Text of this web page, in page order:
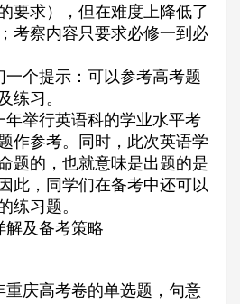
要求），但在难度上降低了
考察内容只要求必修一到必
一个提示：可以参考高考题
练习。
年举行英语科的学业水平考
作参考。同时，此次英语学
题的，也就意味是出题的是
此，同学们在备考中还可以
练习题。
解及备考策略
重庆高考卷的单选题，句意